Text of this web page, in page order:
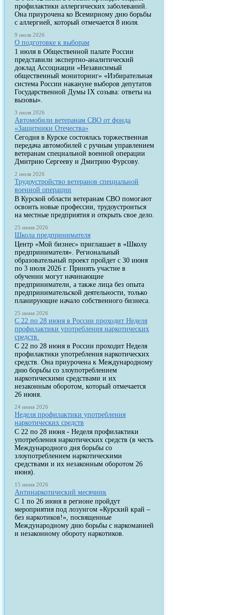
профилактики аллергических заболеваний.
Она приурочена ко Всемирному дню борьбы
с аллергией, который отмечается 8 июля.
9 июля 2026
О подготовке к выборам
1 июля в Общественной палате России
представили экспертно-аналитический
доклад Ассоциации «Независимый
общественный мониторинг» «Избирательная
система России накануне выборов депутатов
Государственной Думы IX созыва: ответы на
вызовы».
3 июля 2026
Автомобили ветеранам СВО от фонда
«Защитники Отечества»
Сегодня в Курске состоялась торжественная
передача автомобилей с ручным управлением
ветеранам специальной военной операции
Дмитрию Сергееву и Дмитрию Фурсову.
2 июля 2026
Трудоустройство ветеранов специальной
военной операции
В Курской области ветеранам СВО помогают
освоить новые профессии, трудоустроиться
на местные предприятия и открыть свое дело.
25 июня 2026
Школа предпринимателя
Центр «Мой бизнес» приглашает в «Школу
предпринимателя». Региональный
образовательный проект пройдет с 30 июня
по 3 июля 2026 г. Принять участие в
обучении могут начинающие
предприниматели, а также лица без опыта
предпринимательской деятельности, только
планирующие начало собственного бизнеса.
25 июня 2026
С 22 по 28 июня в России проходит Неделя
профилактики употребления наркотических
средств.
С 22 по 28 июня в России проходит Неделя
профилактики употребления наркотических
средств. Она приурочена к Международному
дню борьбы со злоупотреблением
наркотическими средствами и их
незаконным оборотом, который отмечается
26 июня.
24 июня 2026
Неделя профилактики употребления
наркотических средств
С 22 по 28 июня - Неделя профилактики
употребления наркотических средств (в честь
Международного дня борьбы со
злоупотреблением наркотическими
средствами и их незаконным оборотом 26
июня).
15 июня 2026
Антинаркотический месячник
С 1 по 26 июня в регионе пройдут
мероприятия под лозунгом «Курский край –
без наркотиков!», посвященные
Международному дню борьбы с наркоманией
и незаконному обороту наркотиков.